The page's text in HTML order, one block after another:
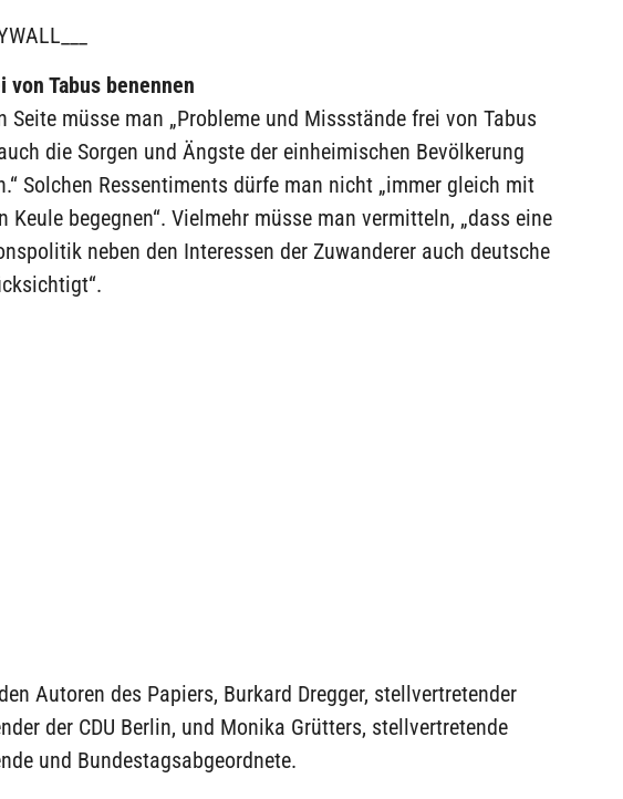
Tabus benennen
Seite müsse man „Probleme und Missstände frei von Tabus
die Sorgen und Ängste der einheimischen Bevölkerung
Solchen Ressentiments dürfe man nicht „immer gleich mit
Keule begegnen“. Vielmehr müsse man vermitteln, „dass eine
neben den Interessen der Zuwanderer auch deutsche
Autoren des Papiers, Burkard Dregger, stellvertretender
der CDU Berlin, und Monika Grütters, stellvertretende
und Bundestagsabgeordnete.